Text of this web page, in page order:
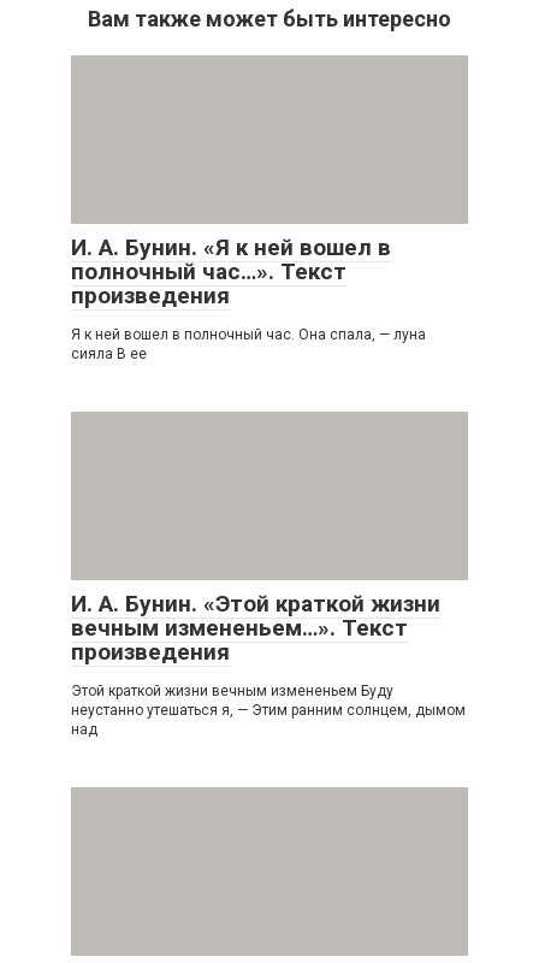
Вам также может быть интересно
И. А. Бунин. «Я к ней вошел в
полночный час…». Текст
произведения
Я к ней вошел в полночный час. Она спала, — луна
сияла В ее
И. А. Бунин. «Этой краткой жизни
вечным измененьем…». Текст
произведения
Этой краткой жизни вечным измененьем Буду
неустанно утешаться я, — Этим ранним солнцем, дымом
над